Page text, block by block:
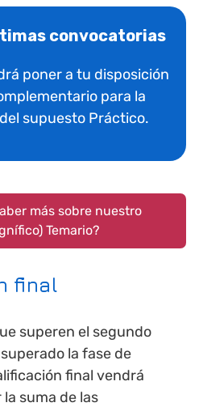
convocatorias
poner a tu disposición
para la
supuesto Práctico.
más sobre nuestro
Temario?
final
superen el segundo
la fase de
final vendrá
suma de las